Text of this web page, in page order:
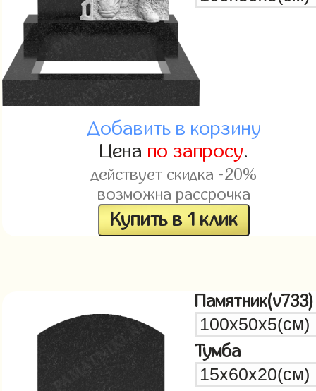
Добавить в корзину
Цена по запросу.
действует скидка -20%
возможна рассрочка
Купить в 1 клик
Памятник(v733)
Тумба